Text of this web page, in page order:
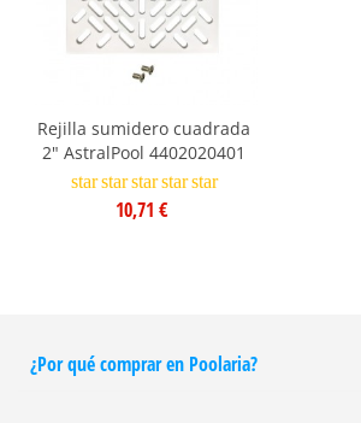
Rejilla sumidero cuadrada
2" AstralPool 4402020401
star star star star star
10,71 €
¿Por qué comprar en Poolaria?